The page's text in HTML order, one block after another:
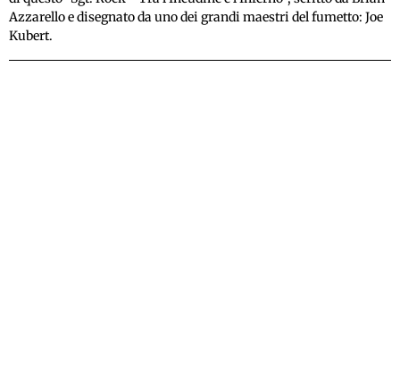
Azzarello e disegnato da uno dei grandi maestri del fumetto: Joe
Kubert.